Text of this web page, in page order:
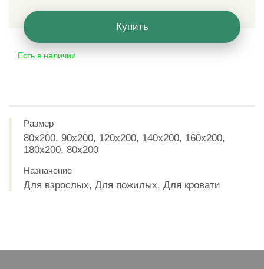
Есть в наличии
Купить
Размер
80х200, 90х200, 120х200, 140х200, 160х200,
180х200, 80х200
Назначение
Для взрослых, Для пожилых, Для кровати